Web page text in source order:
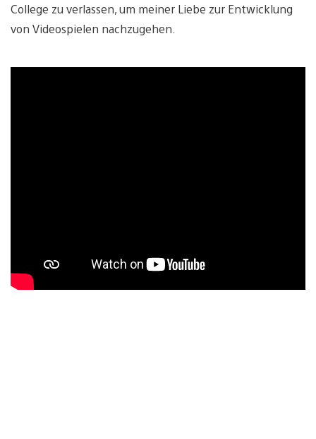
College zu verlassen, um meiner Liebe zur Entwicklung
von Videospielen nachzugehen.